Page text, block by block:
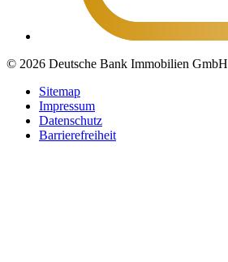
© 2026 Deutsche Bank Immobilien GmbH
Sitemap
Impressum
Datenschutz
Barrierefreiheit